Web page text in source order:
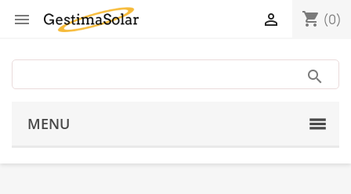
 shopping_cart (0)

MENU